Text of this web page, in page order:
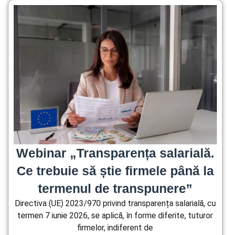
Webinar „Transparența salarială.
Ce trebuie să știe firmele până la
termenul de transpunere”
Directiva (UE) 2023/970 privind transparența salarială, cu
termen 7 iunie 2026, se aplică, în forme diferite, tuturor
firmelor, indiferent de